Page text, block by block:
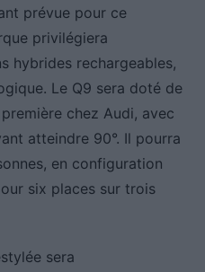
prévue pour ce
privilégiera
hybrides rechargeables,
Le Q9 sera doté de
chez Audi, avec
atteindre 90°. Il pourra
en configuration
six places sur trois
sera